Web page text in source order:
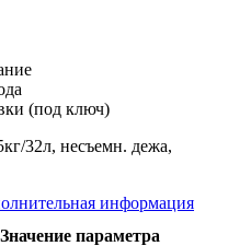
(под ключ)
32л, несъемн. дежа,
информация
Значение параметра